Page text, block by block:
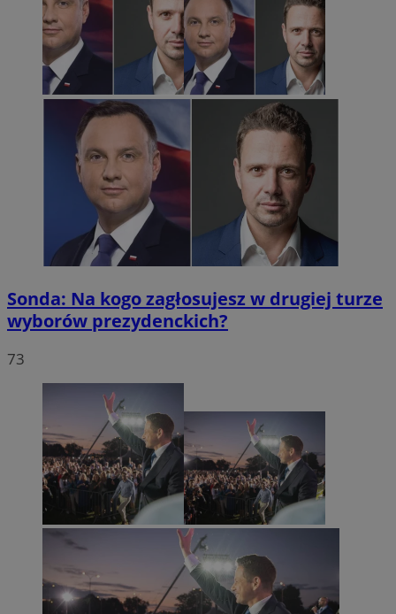
Sonda: Na kogo zagłosujesz w drugiej turze
wyborów prezydenckich?
73